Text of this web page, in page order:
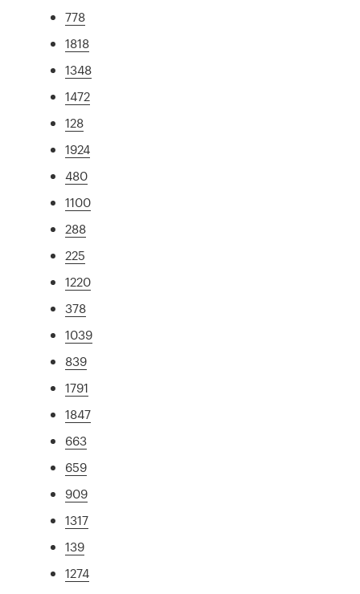
778
1818
1348
1472
128
1924
480
1100
288
225
1220
378
1039
839
1791
1847
663
659
909
1317
139
1274